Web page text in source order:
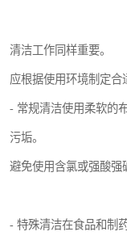
清洁工作同样重要。
应根据使用环境制定合
- 常规清洁使用柔软的
污垢。
避免使用含氯或强酸强
- 特殊清洁在食品和制